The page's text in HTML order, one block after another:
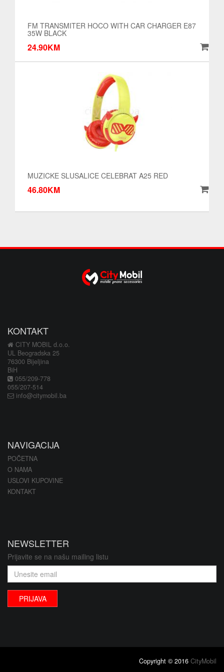
FM TRANSMITER HOCO WITH CAR CHARGER E87
35W BLACK
24.90KM
MUZICKE SLUSALICE CELEBRAT A25 RED
46.80KM
KONTAKT
CITY MOBIL d.o.o.
UL Beogradska 25
76300 Bijeljina
BiH
055/209-778
055/207-514
info@citymobil.ba
NAVIGACIJA
POČETNA
O NAMA
USLOVI KUPOVINE
KONTAKT
NEWSLETTER
Prijavite se na našu mailing listu
PRIJAVA
Copyright © 2016 CityMobil